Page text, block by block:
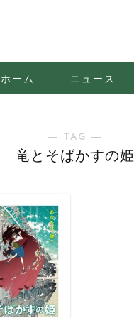
ホーム ニュース
― TAG ―
竜とそばかすの姫